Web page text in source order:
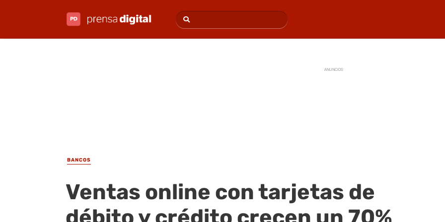
ANUNCIOS
BANCOS
Ventas online con tarjetas de